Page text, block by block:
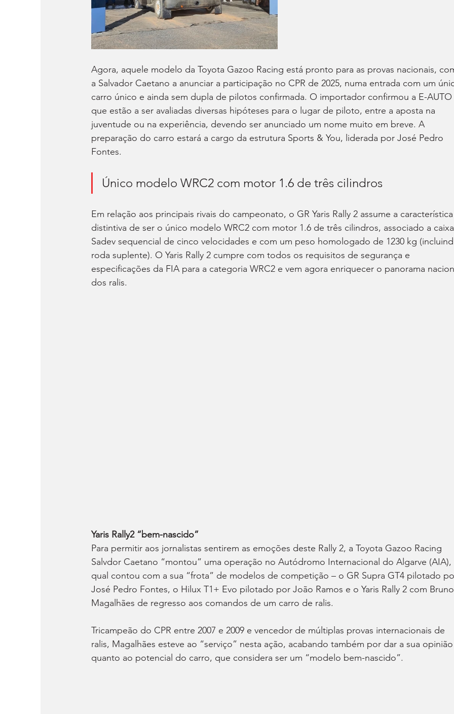
Agora, aquele modelo da Toyota Gazoo Racing está pronto para as provas nacionais,
a Salvador Caetano a anunciar a participação no CPR de 2025, numa entrada com um
carro único e ainda sem dupla de pilotos confirmada. O importador confirmou a E-AUTO
que estão a ser avaliadas diversas hipóteses para o lugar de piloto, entre a aposta na
juventude ou na experiência, devendo ser anunciado um nome muito em breve. A
preparação do carro estará a cargo da estrutura Sports & You, liderada por José Pedro
Fontes.
Único modelo WRC2 com motor 1.6 de três cilindros
Em relação aos principais rivais do campeonato, o GR Yaris Rally 2 assume a
distintiva de ser o único modelo WRC2 com motor 1.6 de três cilindros, associado a
Sadev sequencial de cinco velocidades e com um peso homologado de 1230 kg
roda suplente). O Yaris Rally 2 cumpre com todos os requisitos de segurança e
especificações da FIA para a categoria WRC2 e vem agora enriquecer o panorama
dos ralis.
Yaris Rally2 “bem-nascido”
Para permitir aos jornalistas sentirem as emoções deste Rally 2, a Toyota Gazoo Racing
Salvdor Caetano “montou” uma operação no Autódromo Internacional do Algarve
qual contou com a sua “frota” de modelos de competição – o GR Supra GT4 pilotado
José Pedro Fontes, o Hilux T1+ Evo pilotado por João Ramos e o Yaris Rally 2 com
Magalhães de regresso aos comandos de um carro de ralis.
Tricampeão do CPR entre 2007 e 2009 e vencedor de múltiplas provas internacionais de
ralis, Magalhães esteve ao “serviço” nesta ação, acabando também por dar a sua
quanto ao potencial do carro, que considera ser um “modelo bem-nascido”.